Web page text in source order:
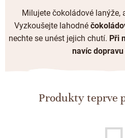
Plněné čokolády
Mléčná čokoláda
Bean to bar čokoláda
BONBONIERY, PRALINKY A
Bonboniery
Dárkové poukazy
ZAKÁZKOVÁ VÝROBA
ČOKOLÁDOVÉ SPECIALITY
Milujete čokoládové lanýže,
Vyzkoušejte lahodné
nechte se unést jejich chutí. Při
navíc
Produkty teprve